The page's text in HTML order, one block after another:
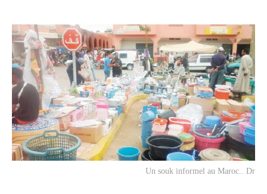
Un souk informel au Maroc.. Dr